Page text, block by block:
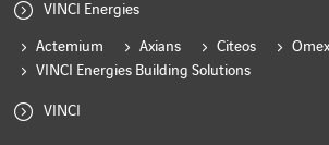
VINCI Energies
Actemium Axians Citeos
VINCI Energies Building Solutions
VINCI